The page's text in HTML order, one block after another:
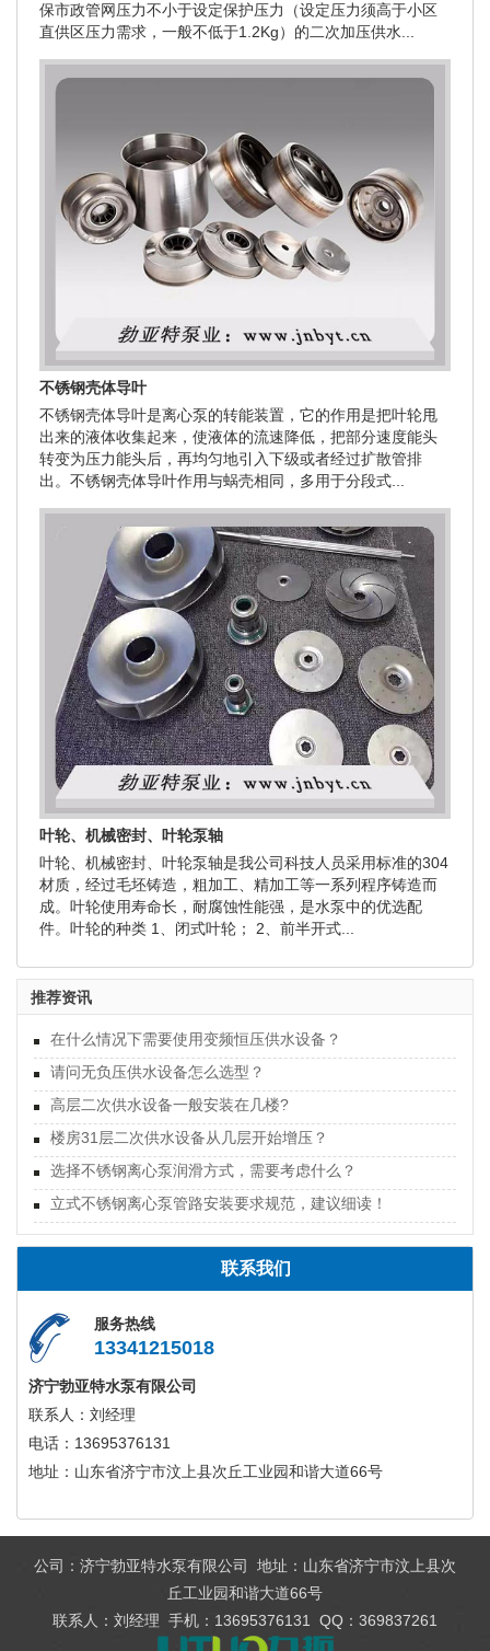
保市政管网压力不小于设定保护压力（设定压力须高于小区
直供区压力需求，一般不低于1.2Kg）的二次加压供水...
不锈钢壳体导叶
不锈钢壳体导叶是离心泵的转能装置，它的作用是把叶轮甩
出来的液体收集起来，使液体的流速降低，把部分速度能头
转变为压力能头后，再均匀地引入下级或者经过扩散管排
出。不锈钢壳体导叶作用与蜗壳相同，多用于分段式...
叶轮、机械密封、叶轮泵轴
叶轮、机械密封、叶轮泵轴是我公司科技人员采用标准的304
材质，经过毛坯铸造，粗加工、精加工等一系列程序铸造而
成。叶轮使用寿命长，耐腐蚀性能强，是水泵中的优选配
件。叶轮的种类 1、闭式叶轮； 2、前半开式...
推荐资讯
在什么情况下需要使用变频恒压供水设备？
请问无负压供水设备怎么选型？
高层二次供水设备一般安装在几楼?
楼房31层二次供水设备从几层开始增压？
选择不锈钢离心泵润滑方式，需要考虑什么？
立式不锈钢离心泵管路安装要求规范，建议细读！
联系我们
服务热线
13341215018
济宁勃亚特水泵有限公司
联系人：刘经理
电话：13695376131
地址：山东省济宁市汶上县次丘工业园和谐大道66号
公司：济宁勃亚特水泵有限公司 地址：山东省济宁市汶上县次
丘工业园和谐大道66号
联系人：刘经理 手机：13695376131 QQ：369837261